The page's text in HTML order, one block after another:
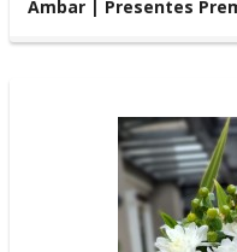
Ambar | Presentes